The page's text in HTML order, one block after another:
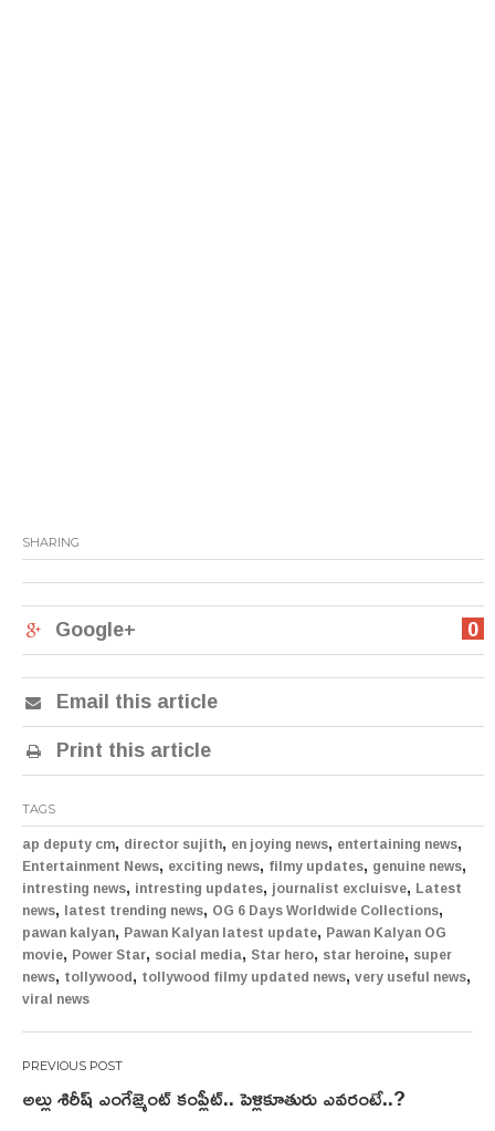
SHARING
0
Google+
Email this article
Print this article
TAGS
ap deputy cm, director sujith, en joying news, entertaining news,
Entertainment News, exciting news, filmy updates, genuine news,
intresting news, intresting updates, journalist excluisve, Latest
news, latest trending news, OG 6 Days Worldwide Collections,
pawan kalyan, Pawan Kalyan latest update, Pawan Kalyan OG
movie, Power Star, social media, Star hero, star heroine, super
news, tollywood, tollywood filmy updated news, very useful news,
viral news
Post
navigation
అల్లు శిరీష్ ఎంగేజ్మెంట్ కంప్లీట్.. పెళ్లికూతురు ఎవరంటే..?